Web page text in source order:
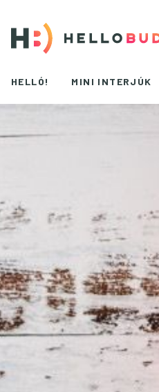
HELLÓ! MINI INTERJÚK